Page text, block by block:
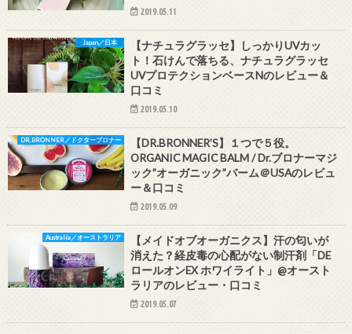
2019.05.11
Japan／日本
【ナチュラグラッセ】しっかりUVカッ
ト！石けんで落ちる、ナチュラグラッセ
UVプロテクションベースNのレビュー＆
口コミ
2019.05.10
DR.BRONNER／ドクターブロナー
【DR.BRONNER’S】１つで５役。
ORGANIC MAGIC BALM / Dr.ブロナーマジ
ック”オーガニック”バーム＠USAのレビュ
ー＆口コミ
2019.05.09
Australia／オーストラリア
【メイドオブオーガニクス】汗の匂いが
消えた？経皮毒の心配がない制汗剤「DE
ロールオンEX ホワイライト」@オースト
ラリアのレビュー・口コミ
2019.05.07